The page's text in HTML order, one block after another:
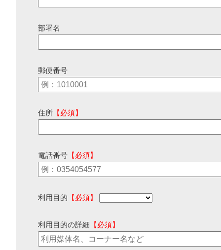
部署名
郵便番号
住所 【必須】
電話番号 【必須】
利用目的 【必須】
利用目的の詳細 【必須】